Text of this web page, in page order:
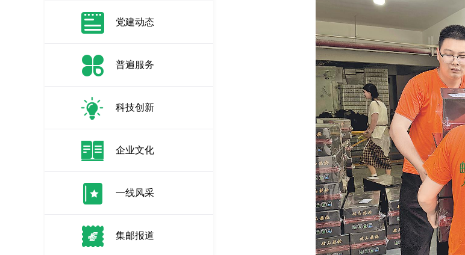
党建动态
普遍服务
科技创新
企业文化
一线风采
集邮报道